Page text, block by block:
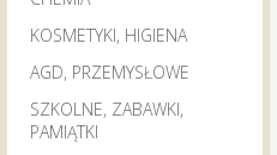
KOSMETYKI, HIGIENA
AGD, PRZEMYSŁOWE
SZKOLNE, ZABAWKI,
PAMIĄTKI